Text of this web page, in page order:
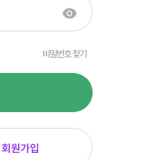
비밀번호 찾기
회원가입